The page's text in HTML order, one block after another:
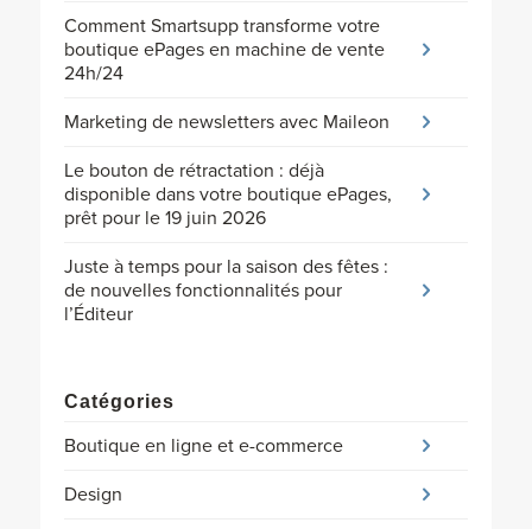
Comment Smartsupp transforme votre
boutique ePages en machine de vente
24h/24
Marketing de newsletters avec Maileon
Le bouton de rétractation : déjà
disponible dans votre boutique ePages,
prêt pour le 19 juin 2026
Juste à temps pour la saison des fêtes :
de nouvelles fonctionnalités pour
l’Éditeur
Catégories
Boutique en ligne et e-commerce
Design